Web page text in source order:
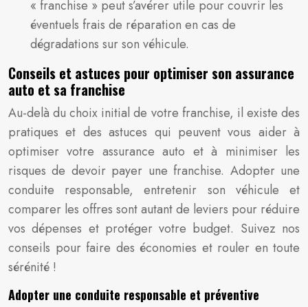
« franchise » peut s’avérer utile pour couvrir les
éventuels frais de réparation en cas de
dégradations sur son véhicule.
Conseils et astuces pour optimiser son assurance
auto et sa franchise
Au-delà du choix initial de votre franchise, il existe des
pratiques et des astuces qui peuvent vous aider à
optimiser votre assurance auto et à minimiser les
risques de devoir payer une franchise. Adopter une
conduite responsable, entretenir son véhicule et
comparer les offres sont autant de leviers pour réduire
vos dépenses et protéger votre budget. Suivez nos
conseils pour faire des économies et rouler en toute
sérénité !
Adopter une conduite responsable et préventive